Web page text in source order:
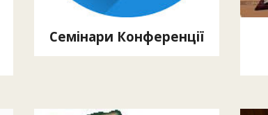
Семінари Конференції